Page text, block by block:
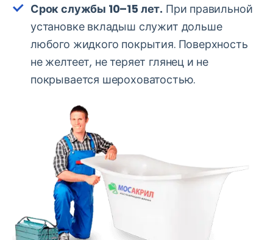
Срок службы 10–15 лет. При правильной
установке вкладыш служит дольше
любого жидкого покрытия. Поверхность
не желтеет, не теряет глянец и не
покрывается шероховатостью.